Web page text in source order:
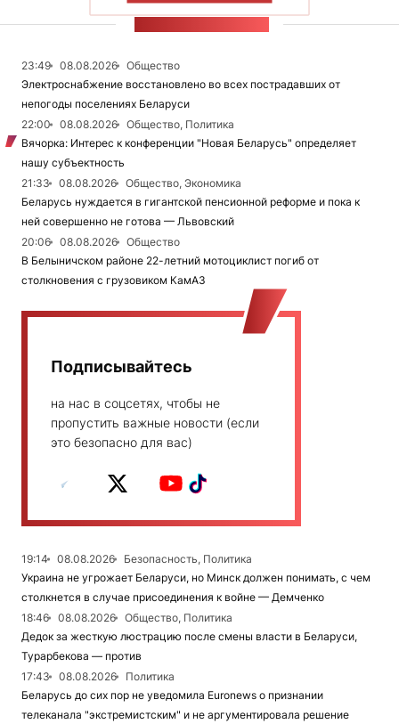
23:49 08.08.2026
Общество
Электроснабжение восстановлено во всех пострадавших от
непогоды поселениях Беларуси
22:00
08.08.2026
Общество, Политика
Вячорка: Интерес к конференции "Новая Беларусь" определяет
нашу субъектность
21:33
08.08.2026
Общество, Экономика
Беларусь нуждается в гигантской пенсионной реформе и пока к
ней совершенно не готова — Львовский
20:06
08.08.2026
Общество
В Белыничском районе 22-летний мотоциклист погиб от
столкновения с грузовиком КамАЗ
Подписывайтесь
на нас в соцсетях, чтобы не
пропустить важные новости (если
это безопасно для вас)
19:14 08.08.2026
Безопасность, Политика
Украина не угрожает Беларуси, но Минск должен понимать, с чем
столкнется в случае присоединения к войне — Демченко
18:46
08.08.2026
Общество, Политика
Дедок за жесткую люстрацию после смены власти в Беларуси,
Турарбекова — против
17:43
08.08.2026
Политика
Беларусь до сих пор не уведомила Euronews о признании
телеканала "экстремистским" и не аргументировала решение